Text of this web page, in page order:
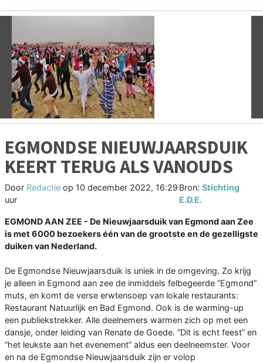
Vorige
EGMONDSE NIEUWJAARSDUIK
KEERT TERUG ALS VANOUDS
Door Redactie op 10 december 2022, 16:29
uur
Bron:Stichting
E.D.E.
EGMOND AAN ZEE - De Nieuwjaarsduik van Egmond aan Zee
is met 6000 bezoekers één van de grootste en de gezelligste
duiken van Nederland.
De Egmondse Nieuwjaarsduik is uniek in de omgeving. Zo krijg
je alleen in Egmond aan zee de inmiddels felbegeerde “Egmond”
muts, en komt de verse erwtensoep van lokale restaurants:
Restaurant Natuurlijk en Bad Egmond. Ook is de warming-up
een publiekstrekker. Alle deelnemers warmen zich op met een
dansje, onder leiding van Renate de Goede. “Dit is echt feest” en
“het leukste aan het evenement” aldus een deelneemster. Voor
en na de Egmondse Nieuwjaarsduik zijn er volop